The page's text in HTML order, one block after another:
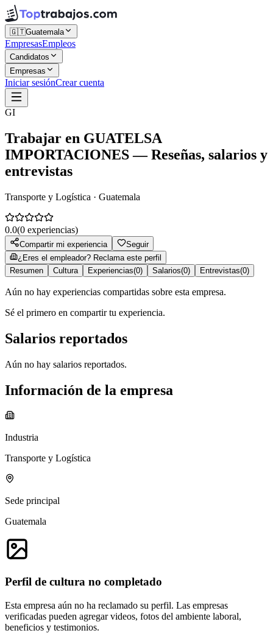
🇬🇹Guatemala
EmpresasEmpleos
Candidatos
Empresas
Iniciar sesiónCrear cuenta
GI
Trabajar en GUATELSA
IMPORTACIONES— Reseñas, salarios y
entrevistas
Transporte y Logística · Guatemala
0.0(0 experiencias)
Compartir mi experiencia
Seguir
¿Eres el empleador? Reclama este perfil
Resumen
Cultura Experiencias(0) Salarios(0) Entrevistas(0)
Aún no hay experiencias compartidas sobre esta empresa.
Sé el primero en compartir tu experiencia.
Salarios reportados
Aún no hay salarios reportados.
Información de la empresa
Industria
Transporte y Logística
Sede principal
Guatemala
Perfil de cultura no completado
Esta empresa aún no ha reclamado su perfil. Las empresas
verificadas pueden agregar videos, fotos del ambiente laboral,
beneficios y testimonios.